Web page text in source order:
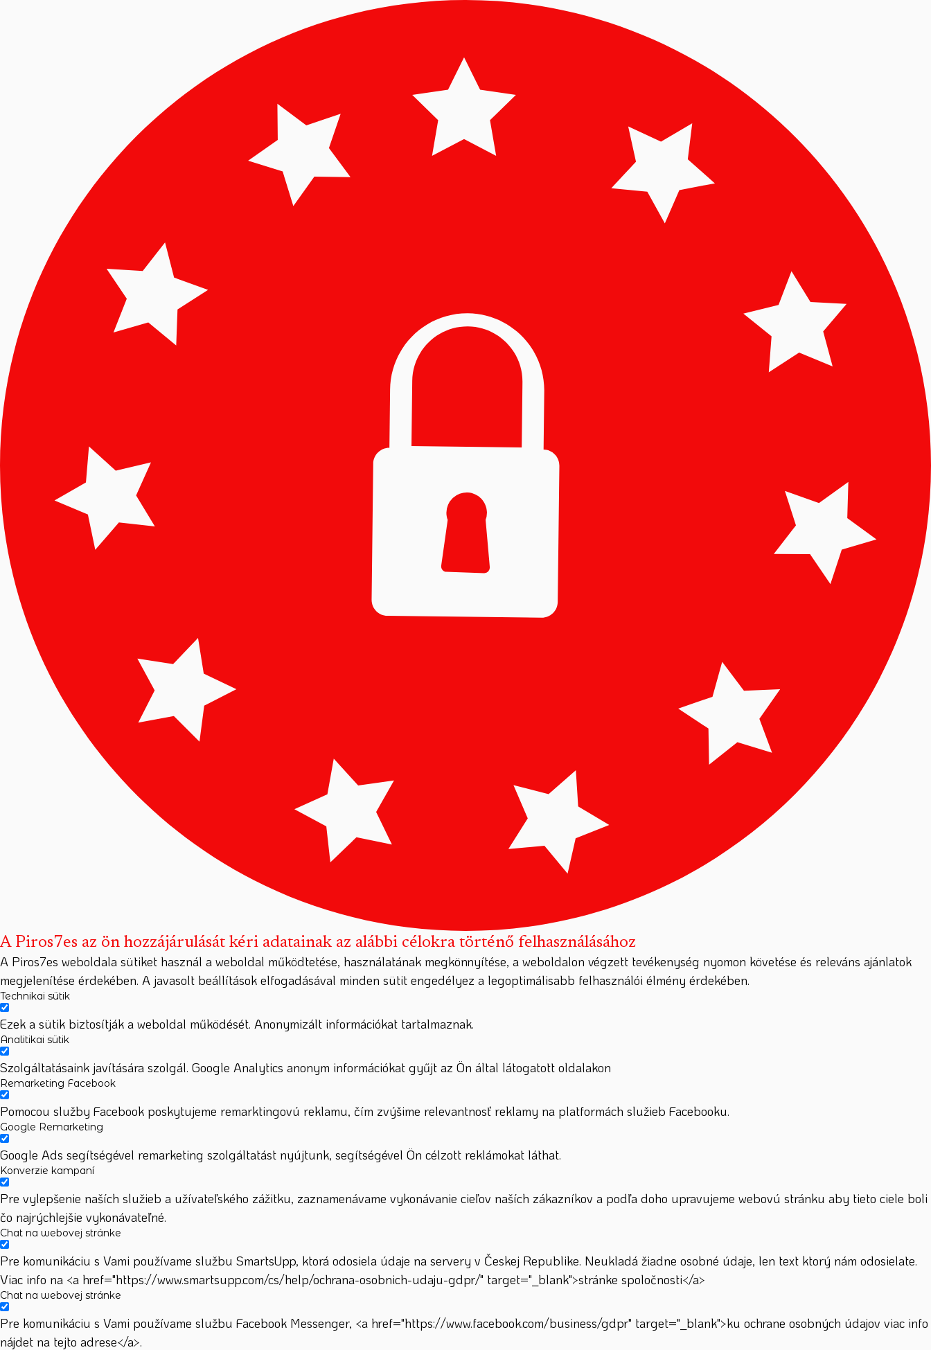
A Piros7es az ön hozzájárulását kéri adatainak az alábbi célokra történő felhasználásához
A Piros7es weboldala sütiket használ a weboldal működtetése, használatának megkönnyítése, a weboldalon végzett tevékenység nyomon követése és releváns ajánlatok
megjelenítése érdekében. A javasolt beállítások elfogadásával minden sütit engedélyez a legoptimálisabb felhasználói élmény érdekében.
Technikai sütik
Ezek a sütik biztosítják a weboldal működését. Anonymizált információkat tartalmaznak.
Analitikai sütik
Szolgáltatásaink javítására szolgál. Google Analytics anonym információkat gyűjt az Ön által látogatott oldalakon
Remarketing Facebook
Pomocou služby Facebook poskytujeme remarktingovú reklamu, čím zvýšime relevantnosť reklamy na platformách služieb Facebooku.
Google Remarketing
Google Ads segítségével remarketing szolgáltatást nyújtunk, segítségével Ön célzott reklámokat láthat.
Konverzie kampaní
Pre vylepšenie naších služieb a užívateľského zážitku, zaznamenávame vykonávanie cieľov naších zákazníkov a podľa doho upravujeme webovú stránku aby tieto ciele boli
čo najrýchlejšie vykonávateľné.
Chat na webovej stránke
Pre komunikáciu s Vami používame službu SmartsUpp, ktorá odosiela údaje na servery v Českej Republike. Neukladá žiadne osobné údaje, len text ktorý nám odosielate.
Viac info na <a href="https://www.smartsupp.com/cs/help/ochrana-osobnich-udaju-gdpr/" target="_blank">stránke spoločnosti</a>
Chat na webovej stránke
Pre komunikáciu s Vami používame službu Facebook Messenger, <a href="https://www.facebook.com/business/gdpr" target="_blank">ku ochrane osobných údajov viac info
nájdet na tejto adrese</a>.